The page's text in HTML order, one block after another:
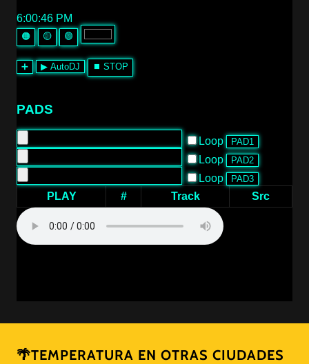
🌴TEMPERATURA EN OTRAS CIUDADES